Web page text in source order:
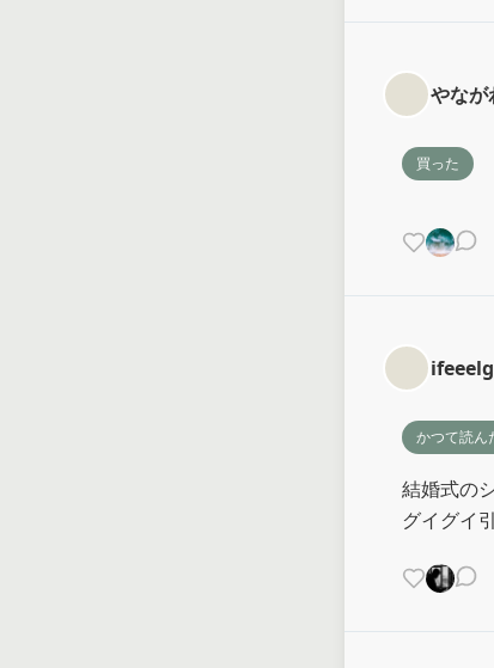
やなが
買った
かつて読ん
結婚式の
グイグイ